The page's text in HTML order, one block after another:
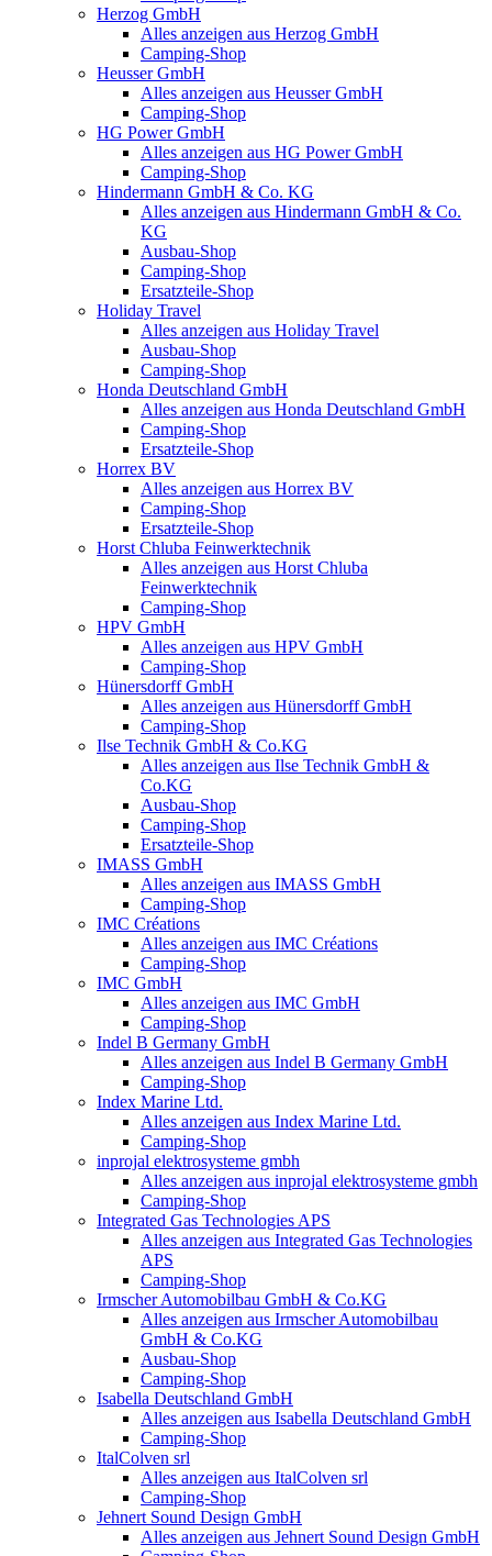
Herzog GmbH
Alles anzeigen aus Herzog GmbH
Camping-Shop
Heusser GmbH
Alles anzeigen aus Heusser GmbH
Camping-Shop
HG Power GmbH
Alles anzeigen aus HG Power GmbH
Camping-Shop
Hindermann GmbH & Co. KG
Alles anzeigen aus Hindermann GmbH & Co.
KG
Ausbau-Shop
Camping-Shop
Ersatzteile-Shop
Holiday Travel
Alles anzeigen aus Holiday Travel
Ausbau-Shop
Camping-Shop
Honda Deutschland GmbH
Alles anzeigen aus Honda Deutschland GmbH
Camping-Shop
Ersatzteile-Shop
Horrex BV
Alles anzeigen aus Horrex BV
Camping-Shop
Ersatzteile-Shop
Horst Chluba Feinwerktechnik
Alles anzeigen aus Horst Chluba
Feinwerktechnik
Camping-Shop
HPV GmbH
Alles anzeigen aus HPV GmbH
Camping-Shop
Hünersdorff GmbH
Alles anzeigen aus Hünersdorff GmbH
Camping-Shop
Ilse Technik GmbH & Co.KG
Alles anzeigen aus Ilse Technik GmbH &
Co.KG
Ausbau-Shop
Camping-Shop
Ersatzteile-Shop
IMASS GmbH
Alles anzeigen aus IMASS GmbH
Camping-Shop
IMC Créations
Alles anzeigen aus IMC Créations
Camping-Shop
IMC GmbH
Alles anzeigen aus IMC GmbH
Camping-Shop
Indel B Germany GmbH
Alles anzeigen aus Indel B Germany GmbH
Camping-Shop
Index Marine Ltd.
Alles anzeigen aus Index Marine Ltd.
Camping-Shop
inprojal elektrosysteme gmbh
Alles anzeigen aus inprojal elektrosysteme gmbh
Camping-Shop
Integrated Gas Technologies APS
Alles anzeigen aus Integrated Gas Technologies
APS
Camping-Shop
Irmscher Automobilbau GmbH & Co.KG
Alles anzeigen aus Irmscher Automobilbau
GmbH & Co.KG
Ausbau-Shop
Camping-Shop
Isabella Deutschland GmbH
Alles anzeigen aus Isabella Deutschland GmbH
Camping-Shop
ItalColven srl
Alles anzeigen aus ItalColven srl
Camping-Shop
Jehnert Sound Design GmbH
Alles anzeigen aus Jehnert Sound Design GmbH